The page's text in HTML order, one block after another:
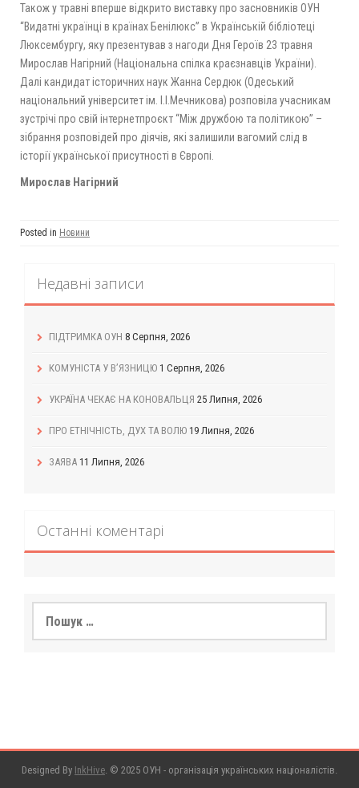
Також у травні вперше відкрито виставку про засновників ОУН
“Видатні українці в країнах Бенілюкс” в Українській бібліотеці
Люксембургу, яку презентував з нагоди Дня Героїв 23 травня
Мирослав Нагірний (Національна спілка краєзнавців України).
Далі кандидат історичних наук Жанна Сердюк (Одеський
національний університет ім. І.І.Мечникова) розповіла учасникам
зустрічі про свій інтернетпроєкт “Між дружбою та політикою” –
зібрання розповідей про діячів, які залишили вагомий слід в
історії української присутності в Європі.
Мирослав Нагірний
Posted in Новини
Недавні записи
ПІДТРИМКА ОУН 8 Серпня, 2026
КОМУНІСТА У В’ЯЗНИЦЮ 1 Серпня, 2026
УКРАЇНА ЧЕКАЄ НА КОНОВАЛЬЦЯ 25 Липня, 2026
ПРО ЕТНІЧНІСТЬ, ДУХ ТА ВОЛЮ 19 Липня, 2026
ЗАЯВА 11 Липня, 2026
Останні коментарі
Designed By InkHive © 2025 ОУН - організація українських націоналістів.